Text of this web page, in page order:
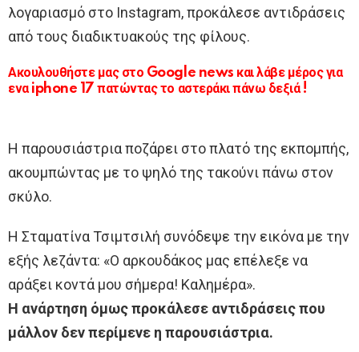
λογαριασμό στο Instagram, προκάλεσε αντιδράσεις
από τους διαδικτυακούς της φίλους.
Ακουλουθήστε μας στο Google news και λάβε μέρος για
ενα iphone 17 πατώντας το αστεράκι πάνω δεξιά !
Η παρουσιάστρια ποζάρει στο πλατό της εκπομπής,
ακουμπώντας με το ψηλό της τακούνι πάνω στον
σκύλο.
Η Σταματίνα Τσιμτσιλή συνόδεψε την εικόνα με την
εξής λεζάντα: «Ο αρκουδάκος μας επέλεξε να
αράξει κοντά μου σήμερα! Καλημέρα».
Η ανάρτηση όμως προκάλεσε αντιδράσεις που
μάλλον δεν περίμενε η παρουσιάστρια.